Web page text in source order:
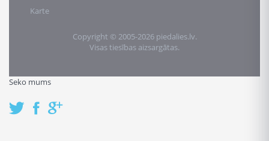
Karte
Copyright © 2005-2026 piedalies.lv.
Visas tiesības aizsargātas.
Seko mums